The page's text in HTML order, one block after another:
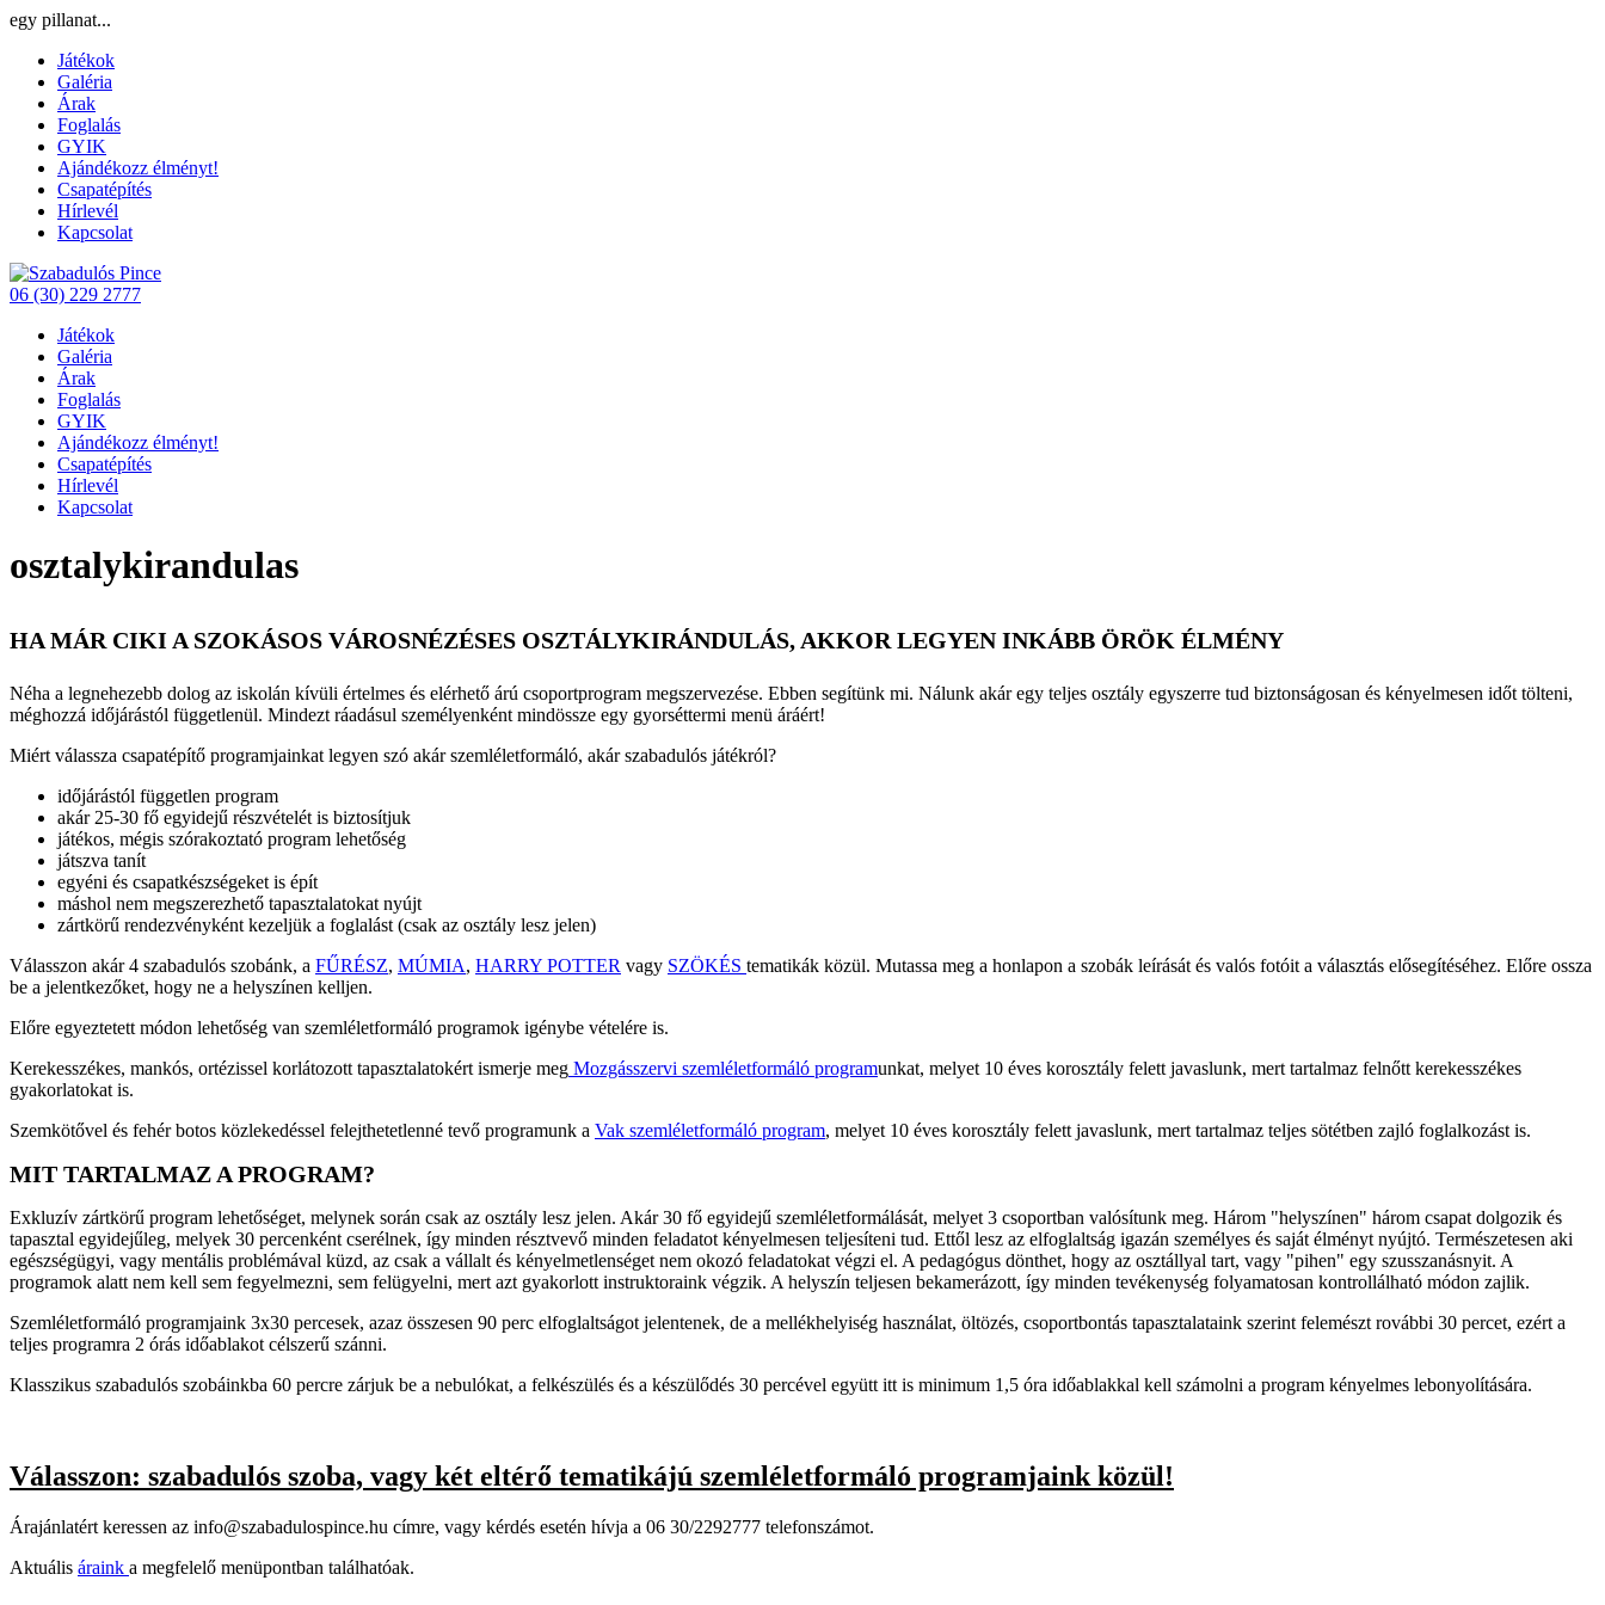
egy pillanat...
Játékok
Galéria
Árak
Foglalás
GYIK
Ajándékozz élményt!
Csapatépítés
Hírlevél
Kapcsolat
06 (30) 229 2777
Játékok
Galéria
Árak
Foglalás
GYIK
Ajándékozz élményt!
Csapatépítés
Hírlevél
Kapcsolat
osztalykirandulas
HA MÁR CIKI A SZOKÁSOS VÁROSNÉZÉSES OSZTÁLYKIRÁNDULÁS, AKKOR LEGYEN INKÁBB ÖRÖK ÉLMÉNY
Néha a legnehezebb dolog az iskolán kívüli értelmes és elérhető árú csoportprogram megszervezése. Ebben segítünk mi. Nálunk akár egy teljes osztály egyszerre tud biztonságosan és kényelmesen időt tölteni,
méghozzá időjárástól függetlenül. Mindezt ráadásul személyenként mindössze egy gyorséttermi menü áráért!
Miért válassza csapatépítő programjainkat legyen szó akár szemléletformáló, akár szabadulós játékról?
időjárástól független program
akár 25-30 fő egyidejű részvételét is biztosítjuk
játékos, mégis szórakoztató program lehetőség
játszva tanít
egyéni és csapatkészségeket is épít
máshol nem megszerezhető tapasztalatokat nyújt
zártkörű rendezvényként kezeljük a foglalást (csak az osztály lesz jelen)
Válasszon akár 4 szabadulós szobánk, a FŰRÉSZ, MÚMIA, HARRY POTTER vagy SZÖKÉS tematikák közül. Mutassa meg a honlapon a szobák leírását és valós fotóit a választás elősegítéséhez. Előre ossza
be a jelentkezőket, hogy ne a helyszínen kelljen.
Előre egyeztetett módon lehetőség van szemléletformáló programok igénybe vételére is.
Kerekesszékes, mankós, ortézissel korlátozott tapasztalatokért ismerje meg Mozgásszervi szemléletformáló programunkat, melyet 10 éves korosztály felett javaslunk, mert tartalmaz felnőtt kerekesszékes
gyakorlatokat is.
Szemkötővel és fehér botos közlekedéssel felejthetetlenné tevő programunk a Vak szemléletformáló program, melyet 10 éves korosztály felett javaslunk, mert tartalmaz teljes sötétben zajló foglalkozást is.
MIT TARTALMAZ A PROGRAM?
Exkluzív zártkörű program lehetőséget, melynek során csak az osztály lesz jelen. Akár 30 fő egyidejű szemléletformálását, melyet 3 csoportban valósítunk meg. Három "helyszínen" három csapat dolgozik és
tapasztal egyidejűleg, melyek 30 percenként cserélnek, így minden résztvevő minden feladatot kényelmesen teljesíteni tud. Ettől lesz az elfoglaltság igazán személyes és saját élményt nyújtó. Természetesen aki
egészségügyi, vagy mentális problémával küzd, az csak a vállalt és kényelmetlenséget nem okozó feladatokat végzi el. A pedagógus dönthet, hogy az osztállyal tart, vagy "pihen" egy szusszanásnyit. A
programok alatt nem kell sem fegyelmezni, sem felügyelni, mert azt gyakorlott instruktoraink végzik. A helyszín teljesen bekamerázott, így minden tevékenység folyamatosan kontrollálható módon zajlik.
Szemléletformáló programjaink 3x30 percesek, azaz összesen 90 perc elfoglaltságot jelentenek, de a mellékhelyiség használat, öltözés, csoportbontás tapasztalataink szerint felemészt rovábbi 30 percet, ezért a
teljes programra 2 órás időablakot célszerű szánni.
Klasszikus szabadulós szobáinkba 60 percre zárjuk be a nebulókat, a felkészülés és a készülődés 30 percével együtt itt is minimum 1,5 óra időablakkal kell számolni a program kényelmes lebonyolítására.
Válasszon: szabadulós szoba, vagy két eltérő tematikájú szemléletformáló programjaink közül!
Árajánlatért keressen az info@szabadulospince.hu címre, vagy kérdés esetén hívja a 06 30/2292777 telefonszámot.
Aktuális áraink a megfelelő menüpontban találhatóak.